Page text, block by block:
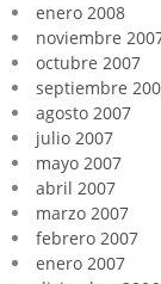
enero 2008
noviembre
octubre 2007
septiembre
agosto 2007
julio 2007
mayo 2007
abril 2007
marzo 2007
febrero 2007
enero 2007